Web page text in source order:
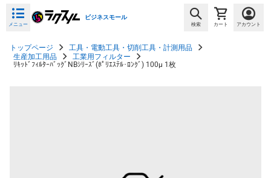
メニュー
ビジネスモール
検索 カート アカウント
トップページ
工具・電動工具・切削工具・計測用品
生産加工用品
工業用フィルター
ﾘｷｯﾄﾞﾌｨﾙﾀｰﾊﾞｯｸﾞNBｼﾘｰｽﾞ(ﾎﾟﾘｴｽﾃﾙ･ﾛﾝｸﾞ) 100μ 1枚